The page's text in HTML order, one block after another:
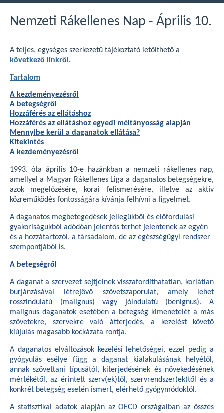
Nemzeti Rákellenes Nap - Április 10.
A teljes, egységes szerkezetű tájékoztató letölthető a
következő linkről.
Tartalom
A kezdeményezésről
A betegségről
Hozzáférés az ellátáshoz
Hozzáférés az ellátáshoz egyedi méltányosság alapján
Mennyibe kerül a daganatok ellátása?
Kitekintés
A kezdeményezésről
1993. óta április 10-e hazánkban a nemzeti rákellenes nap,
amellyel a Magyar Rákellenes Liga a daganatos betegségekre,
azok megelőzésére, korai felismerésére, illetve az aktív
közreműködés fontosságára kívánja felhívni a figyelmet.
A daganatos megbetegedések jellegükből és előfordulási
gyakoriságukból adódóan jelentős terhet jelentenek az egyén
és a hozzátartozói, a társadalom, de az egészségügyi rendszer
szempontjából is.
A betegségről
A daganat a szervezet sejtjeinek visszafordíthatatlan, korlátlan
burjánzásával létrejövő szövetszaporulat, amely lehet
rosszindulatú (malignus) vagy jóindulatú (benignus). A
malignus daganatok esetében a betegség kimenetelét a más
szövetekre, szervekre való átterjedés, a kezelést követő
kiújulás magasabb kockázata rontja.
A daganatos elváltozások kezelési lehetőségei, ezzel pedig a
gyógyulás esélye függ a daganat kialakulásának helyétől,
annak szövettani típusától, kiterjedésének és növekedésének
mértékétől, az érintett szerv(ek)től, szervrendszer(ek)től és a
konkrét betegség esetén ismert, elérhető gyógymódoktól.
A statisztikai adatok alapján az OECD országaiban az összes